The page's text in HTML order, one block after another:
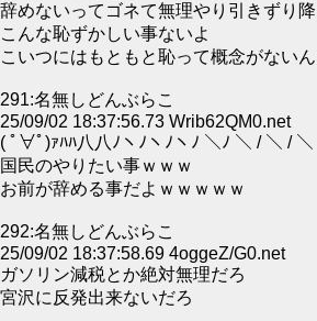
辞めないってゴネて無理やり引きずり
こんな恥ずかしい事ないよ
こいつにはもともと恥って概念がない
291:名無しどんぶらこ
25/09/02 18:37:56.73 Wrib62QM0.net
( ﾟ∀ﾟ)ｧﾊﾊ八八ﾉヽﾉヽﾉヽﾉ ＼ﾉ ＼ / ＼ / ＼
国民のやりたい事ｗｗｗ
お前が辞める事だよｗｗｗｗｗ
292:名無しどんぶらこ
25/09/02 18:37:58.69 4oggeZ/G0.net
ガソリン減税とか絶対無理だろ
宮沢に反発出来ないだろ